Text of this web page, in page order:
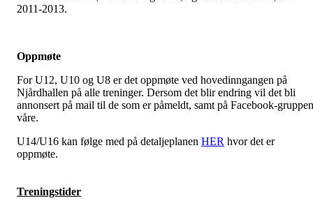
2011-2013.
Oppmøte
For U12, U10 og U8 er det oppmøte ved hovedinngangen på
Njårdhallen på alle treninger. Dersom det blir endring vil det bli
annonsert på mail til de som er påmeldt, samt på Facebook-
våre.
U14/U16 kan følge med på detaljeplanen HER hvor det er
oppmøte.
Treningstider